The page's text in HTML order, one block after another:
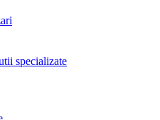
specializate